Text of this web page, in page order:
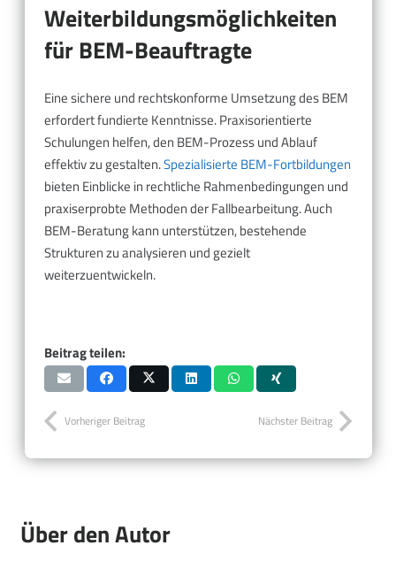
Weiterbildungsmöglichkeiten
für BEM-Beauftragte
Eine sichere und rechtskonforme Umsetzung des BEM
erfordert fundierte Kenntnisse. Praxisorientierte
Schulungen helfen, den BEM-Prozess und Ablauf
effektiv zu gestalten.Spezialisierte BEM-Fortbildungen
bieten Einblicke in rechtliche Rahmenbedingungen und
praxiserprobte Methoden der Fallbearbeitung. Auch
BEM-Beratung kann unterstützen, bestehende
Strukturen zu analysieren und gezielt
weiterzuentwickeln.
Beitrag teilen:
Vorheriger Beitrag Nächster Beitrag
Über den Autor